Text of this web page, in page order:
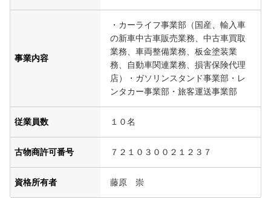
事業内容
・カーライフ事業部（国産、輸入車
の新車中古車販売業務、中古車買取
業務、車両整備業務、板金塗装業
務、自動車関連業務、損害保険代理
店）・ガソリンスタンド事業部・レ
ンタカー事業部・旅客運送事業部
従業員数 １０名
古物商許可番号 ７２１０３００２１２３７
資格所有者 藤原 崇